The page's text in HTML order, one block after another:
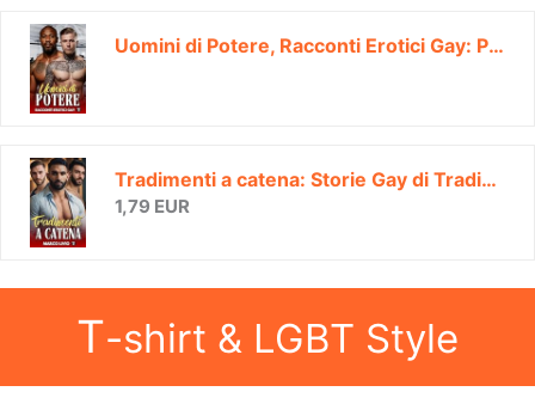
Uomini di Potere, Racconti Erotici Gay: Passioni e Avventure interrazziali | Volume 3 (Racconti, Romanzi Gay e Bisex di MARCO LIVIO HOT)
Tradimenti a catena: Storie Gay di Tradimenti d'amore, Racconti Erotici e di Passione tra uomini (Racconti, Romanzi Gay e Bisex di MARCO LIVIO HOT Vol. 4)
1,79 EUR
T-shirt & LGBT Style